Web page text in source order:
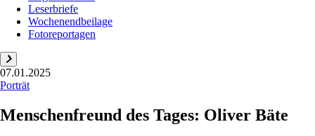
Leserbriefe
Wochenendbeilage
Fotoreportagen
07.01.2025
Porträt
Menschenfreund des Tages: Oliver Bäte